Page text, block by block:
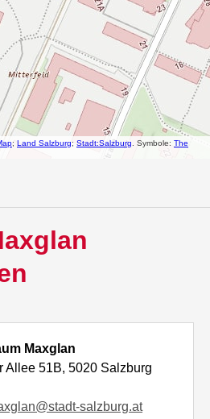
Maxglan
Allee 51B, 5020 Salzburg
salzburg.at